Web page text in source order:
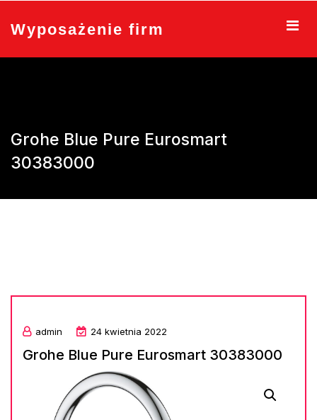
content
Wyposażenie firm
Grohe Blue Pure Eurosmart
30383000
admin 24 kwietnia 2022
Grohe Blue Pure Eurosmart 30383000